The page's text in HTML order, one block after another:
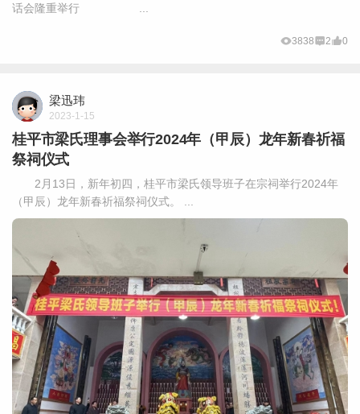
话会隆重举行 ...
3838 2 0
梁迅玮
2023-1-15
桂平市梁氏理事会举行2024年（甲辰）龙年新春祈福
祭祠仪式
2月13日，新年初四，桂平市梁氏领导班子在宗祠举行2024年
（甲辰）龙年新春祈福祭祠仪式。 ...